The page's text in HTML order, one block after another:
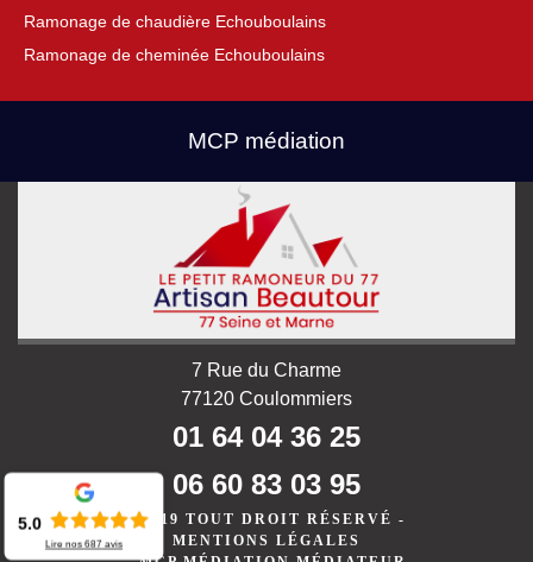
Ramonage de chaudière Echouboulains
Ramonage de cheminée Echouboulains
MCP médiation
7 Rue du Charme
77120 Coulommiers
01 64 04 36 25
06 60 83 03 95
©2019 TOUT DROIT RÉSERVÉ -
MENTIONS LÉGALES
5.0
Lire nos687 avis